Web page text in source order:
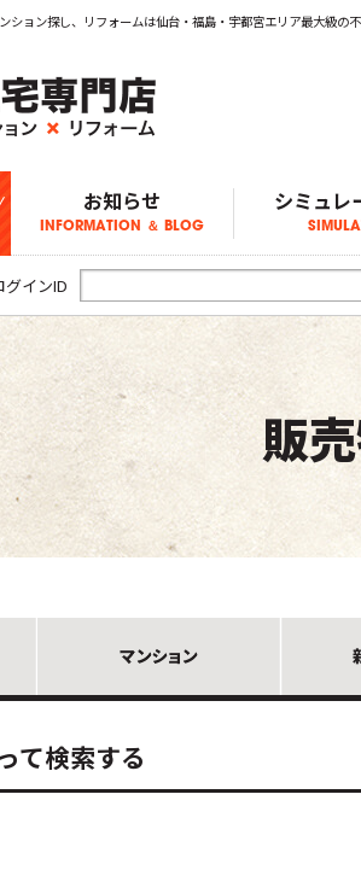
ション探し、リフォームは仙台・福島・宇都宮エリア最大級の
お知らせ
INFORMATION ＆ BLOG
お知らせ
仙台エリア物件情報
福島エリア物件情報
宇都宮エリア物件情報
スタッフブログ
シミュレ
グインID
販
て検索する